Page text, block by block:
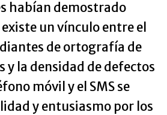
habían demostrado
un vínculo entre el
de ortografía de
y la densidad de defectos
móvil y el SMS se
y entusiasmo por los